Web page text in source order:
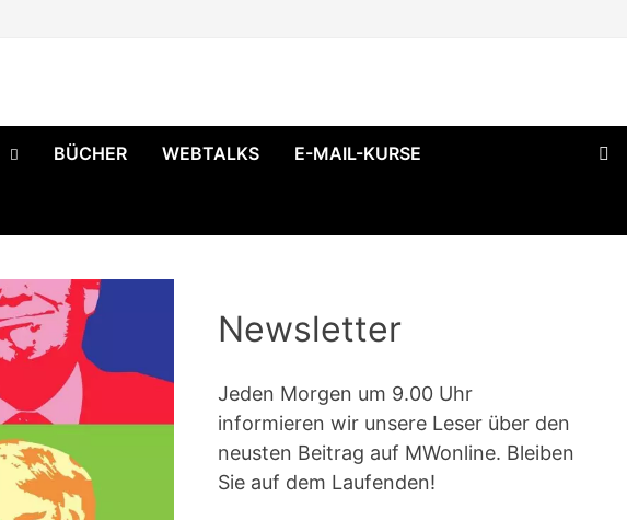
BÜCHER WEBTALKS E-MAIL-KURSE
Newsletter
Jeden Morgen um 9.00 Uhr
informieren wir unsere Leser über den
neusten Beitrag auf MWonline. Bleiben
Sie auf dem Laufenden!